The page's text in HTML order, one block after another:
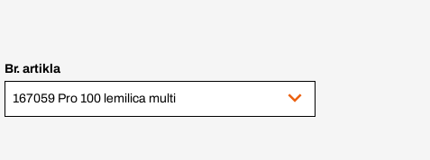
Br. artikla
167059 Pro 100 lemilica multi